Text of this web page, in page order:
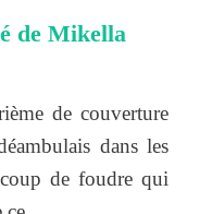
de Mikella
de couverture
dans les
de foudre qui